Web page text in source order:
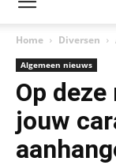
Home Diversen
Algemeen nieuws
Op
jouw